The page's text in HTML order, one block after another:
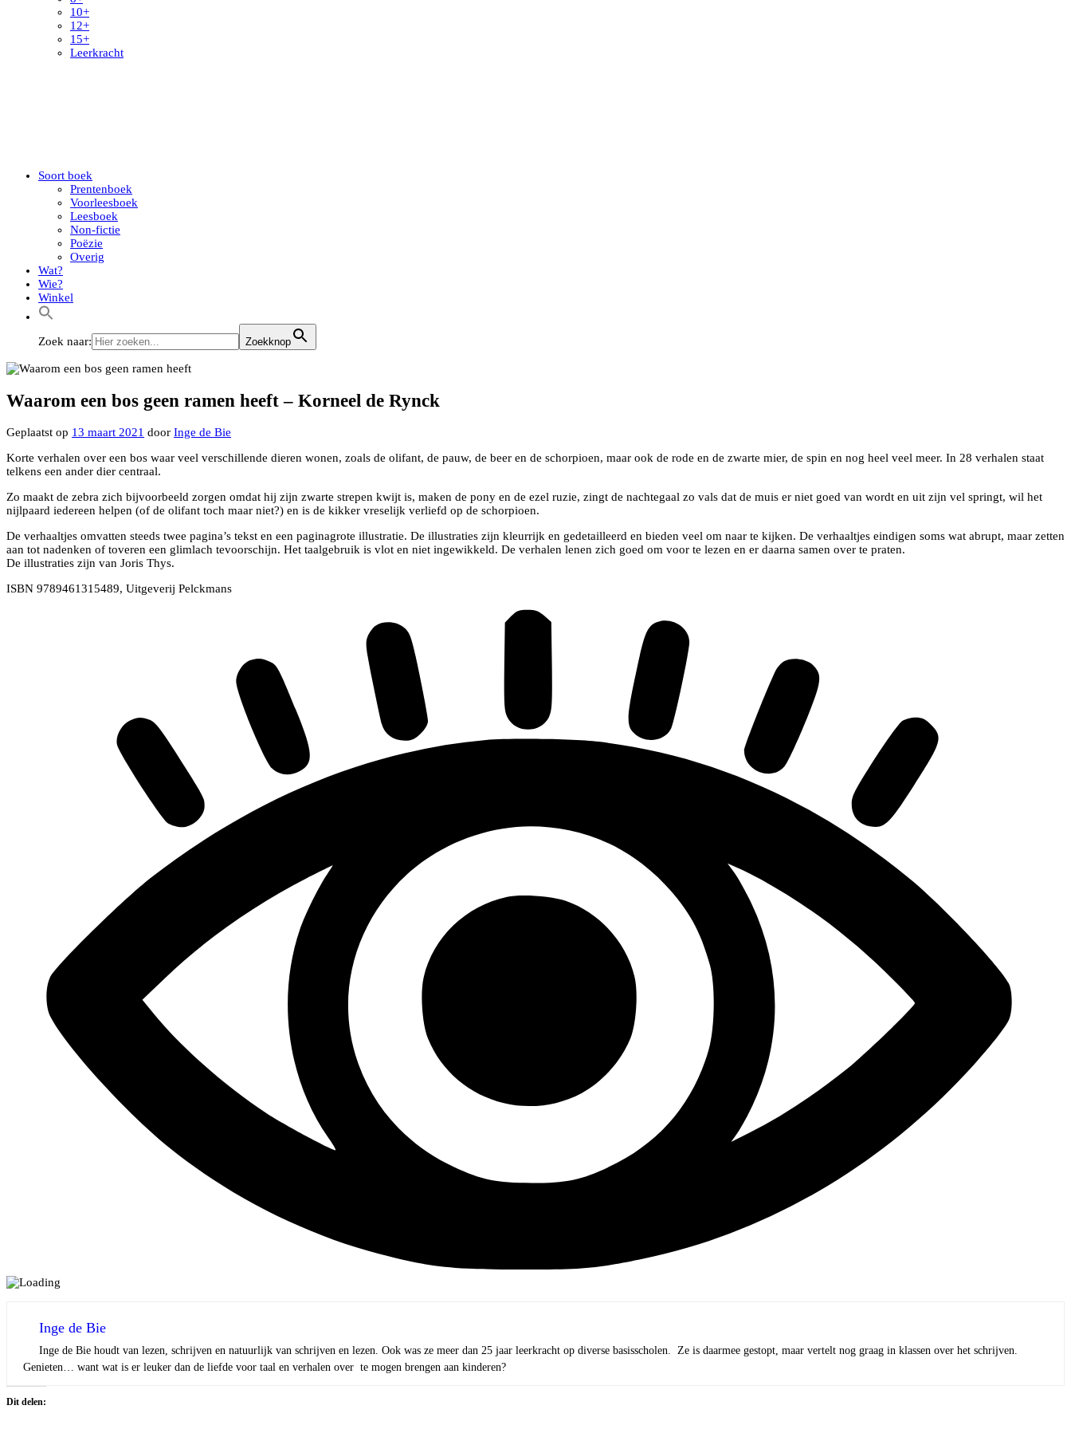
10+
12+
15+
Leerkracht
Soort boek
Prentenboek
Voorleesboek
Leesboek
Non-fictie
Poëzie
Overig
Wat?
Wie?
Winkel
Zoek naar: Zoekknop
Waarom een bos geen ramen heeft – Korneel de Rynck
Geplaatst op 13 maart 2021 door Inge de Bie
Korte verhalen over een bos waar veel verschillende dieren wonen, zoals de olifant, de pauw, de beer en de schorpioen, maar ook de rode en de zwarte mier, de spin en nog heel veel meer. In 28 verhalen staat
telkens een ander dier centraal.
Zo maakt de zebra zich bijvoorbeeld zorgen omdat hij zijn zwarte strepen kwijt is, maken de pony en de ezel ruzie, zingt de nachtegaal zo vals dat de muis er niet goed van wordt en uit zijn vel springt, wil het
nijlpaard iedereen helpen (of de olifant toch maar niet?) en is de kikker vreselijk verliefd op de schorpioen.
De verhaaltjes omvatten steeds twee pagina’s tekst en een paginagrote illustratie. De illustraties zijn kleurrijk en gedetailleerd en bieden veel om naar te kijken. De verhaaltjes eindigen soms wat abrupt, maar zetten
aan tot nadenken of toveren een glimlach tevoorschijn. Het taalgebruik is vlot en niet ingewikkeld. De verhalen lenen zich goed om voor te lezen en er daarna samen over te praten.
De illustraties zijn van Joris Thys.
ISBN 9789461315489, Uitgeverij Pelckmans
Inge de Bie
Inge de Bie houdt van lezen, schrijven en natuurlijk van schrijven en lezen. Ook was ze meer dan 25 jaar leerkracht op diverse basisscholen. Ze is daarmee gestopt, maar vertelt nog graag in klassen over het schrijven.
Genieten… want wat is er leuker dan de liefde voor taal en verhalen over te mogen brengen aan kinderen?
Dit delen: